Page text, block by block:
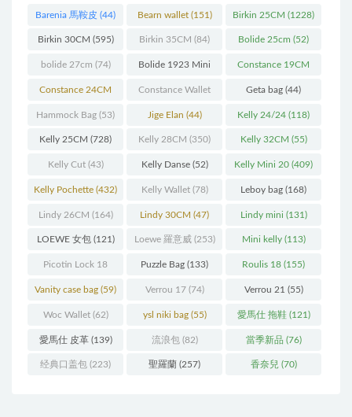
Barenia 馬鞍皮 (44) Bearn wallet(151) Birkin 25CM (1228)
Birkin 30CM (595) Birkin 35CM (84) Bolide 25cm (52)
bolide 27cm (74) Bolide 1923 Mini
(93)
Constance 19CM
(571)
Constance 24CM
(216)
Constance Wallet
(60)
Geta bag (44)
Hammock Bag (53) Jige Elan (44) Kelly 24/24 (118)
Kelly 25CM (728) Kelly 28CM (350) Kelly 32CM (55)
Kelly Cut(43) Kelly Danse(52) Kelly Mini 20 (409)
Kelly Pochette (432) Kelly Wallet(78) Leboy bag (168)
Lindy 26CM (164) Lindy 30CM (47) Lindy mini (131)
LOEWE 女包(121) Loewe 羅意威(253) Mini kelly(113)
Picotin Lock 18
(202)
Puzzle Bag (133) Roulis 18 (155)
Vanity case bag (59) Verrou 17(74) Verrou 21 (55)
Woc Wallet(62) ysl niki bag(55) 愛馬仕 拖鞋(121)
愛馬仕 皮革(139) 流浪包(82) 當季新品 (76)
经典口盖包 (223) 聖羅蘭 (257) 香奈兒 (70)